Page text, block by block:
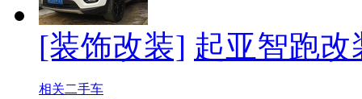
[装饰改装] 起亚智跑
相关二手车